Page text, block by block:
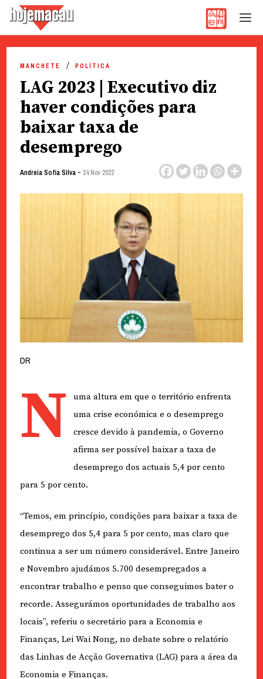
content
MANCHETE POLÍTICA
LAG 2023 | Executivo diz
haver condições para
baixar taxa de
desemprego
Andreia Sofia Silva- 24 Nov 2022
DR
N
uma altura em que o território enfrenta
uma crise económica e o desemprego
cresce devido à pandemia, o Governo
afirma ser possível baixar a taxa de
desemprego dos actuais 5,4 por cento
para 5 por cento.
“Temos, em princípio, condições para baixar a taxa de
desemprego dos 5,4 para 5 por cento, mas claro que
continua a ser um número considerável. Entre Janeiro
e Novembro ajudámos 5.700 desempregados a
encontrar trabalho e penso que conseguimos bater o
recorde. Assegurámos oportunidades de trabalho aos
locais”, referiu o secretário para a Economia e
Finanças, Lei Wai Nong, no debate sobre o relatório
das Linhas de Acção Governativa (LAG) para a área da
Economia e Finanças.